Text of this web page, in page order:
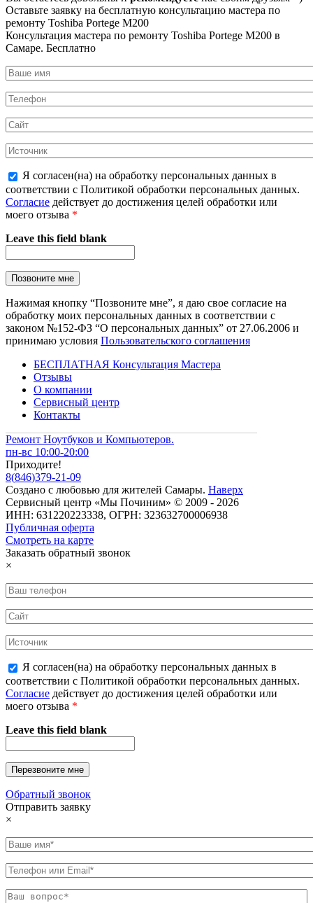
Оставьте заявку на бесплатную консультацию мастера по
ремонту Toshiba Portege M200
Консультация мастера по ремонту Toshiba Portege M200 в
Самаре. Бесплатно
Я согласен(на) на обработку персональных данных в
соответствии с Политикой обработки персональных данных.
Согласие действует до достижения целей обработки или
моего отзыва *
Leave this field blank
Нажимая кнопку “Позвоните мне”, я даю свое согласие на
обработку моих персональных данных в соответствии с
законом №152-ФЗ “О персональных данных” от 27.06.2006 и
принимаю условия Пользовательского соглашения
БЕСПЛАТНАЯ Консультация Мастера
Отзывы
О компании
Сервисный центр
Контакты
Ремонт Ноутбуков и Компьютеров.
пн-вс 10:00-20:00
Приходите!
8(846)379-21-09
Создано с любовью для жителей Самары. Наверх
Сервисный центр «Мы Починим» © 2009 - 2026
ИНН: 631220223338, ОГРН: 323632700006938
Публичная оферта
Смотреть на карте
Заказать обратный звонок
×
Я согласен(на) на обработку персональных данных в
соответствии с Политикой обработки персональных данных.
Согласие действует до достижения целей обработки или
моего отзыва *
Leave this field blank
Обратный звонок
Отправить заявку
×